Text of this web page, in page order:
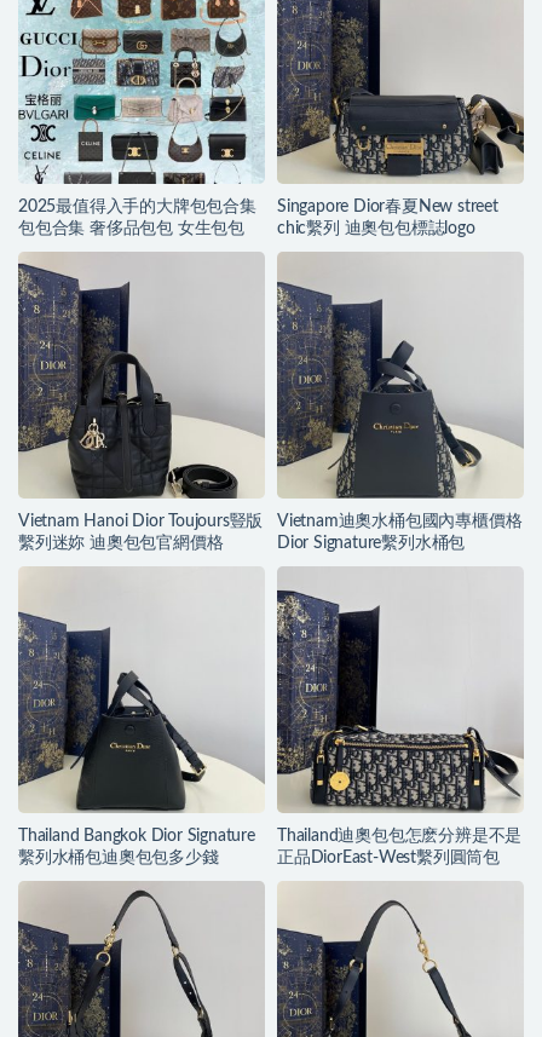
2025最值得入手的大牌包包合集
包包合集 奢侈品包包 女生包包
Singapore Dior春夏New street
chic繫列 迪奧包包標誌logo
Vietnam Hanoi Dior Toujours豎版
繫列迷妳 迪奧包包官網價格
Vietnam迪奧水桶包國內專櫃價格
Dior Signature繫列水桶包
Thailand Bangkok Dior Signature
繫列水桶包迪奧包包多少錢
Thailand迪奧包包怎麽分辨是不是
正品DiorEast-West繫列圓筒包